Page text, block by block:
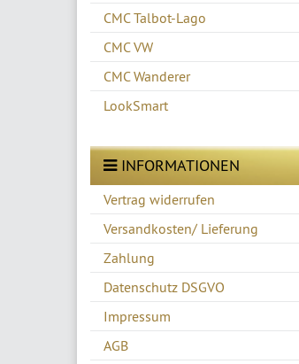
CMC Talbot-Lago
CMC VW
CMC Wanderer
LookSmart
INFORMATIONEN
Vertrag widerrufen
Versandkosten/ Lieferung
Zahlung
Datenschutz DSGVO
Impressum
AGB